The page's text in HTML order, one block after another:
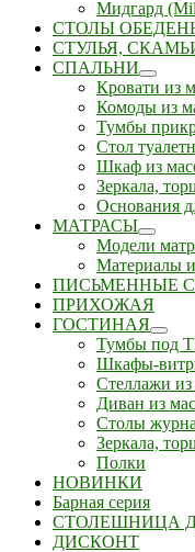
Мидгард
СТОЛЫ
СТУЛЬЯ,
СПАЛЬНИ
Кровати из
Комоды из
Тумбы
Стол
Шкаф из
Зеркала,
Основания
МАТРАСЫ
Модели
Материалы и
ПИСЬМЕННЫЕ
ПРИХОЖАЯ
ГОСТИНАЯ
Тумбы под
Шкафы-
Стеллажи из
Диван из
Столы
Зеркала,
Полки
НОВИНКИ
Барная серия
СТОЛЕШНИЦА
ДИСКОНТ